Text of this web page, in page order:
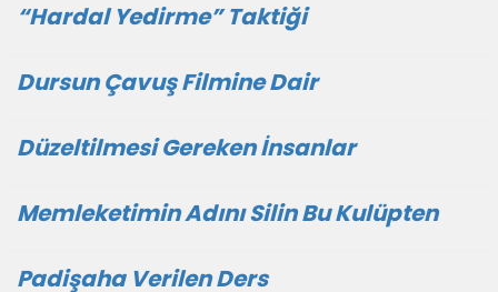
“Hardal Yedirme” Taktiği
Dursun Çavuş Filmine Dair
Düzeltilmesi Gereken İnsanlar
Memleketimin Adını Silin Bu Kulüpten
Padişaha Verilen Ders